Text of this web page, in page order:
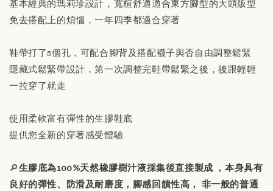
替換用真皮鞋墊 「購買前請務必閱讀商品敘述
說明」
NT$ 190
NT$ 230
- +
基本經典的瑪莉珍設計，寬楦舒適適合東方腳型的大頭版型
免去搭配上的煩惱，一年四季都適合穿著
鞋帶打了5個孔，可配合腳背及搭配襪子與否自由調整鬆緊
隱藏式鬆緊帶設計，第一次調整完鞋帶鬆緊之後，後跟輕輕
一拉穿了就走
使用柔軟富有彈性的生膠鞋底
提供您全新的穿著感受體驗
🔎生膠底為100%天然橡膠樹汁液採集後直接製成 ，本身具有
良好的彈性、防滑及耐磨度，腳感回饋性高， 非一般的普通